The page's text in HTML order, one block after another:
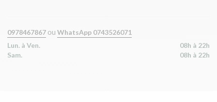
0978467867 ou WhatsApp 0743526071
Lun. à Ven.
08h à 22h
Sam.
08h à 22h